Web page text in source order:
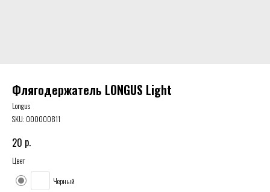
Флягодержатель LONGUS Light
Longus
SKU: 000000811
20 р.
Цвет
Черный